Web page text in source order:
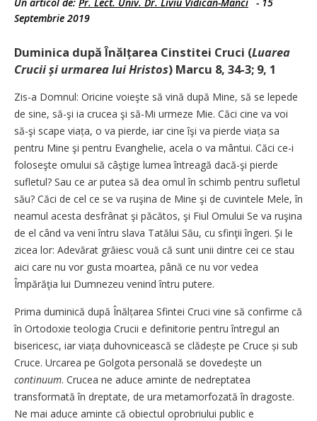
Septembrie 2019
Duminica după Înălțarea Cinstitei Cruci (Luarea
Crucii și urmarea lui Hristos) Marcu 8, 34-3; 9, 1
Zis-a Domnul: Oricine voieşte să vină după Mine, să se lepede
de sine, să-şi ia crucea şi să-Mi urmeze Mie. Căci cine va voi
să-şi scape viața, o va pierde, iar cine îşi va pierde viața sa
pentru Mine şi pentru Evanghelie, acela o va mântui. Căci ce-i
foloseşte omului să câştige lumea întreagă dacă-şi pierde
sufletul? Sau ce ar putea să dea omul în schimb pentru sufletul
său? Căci de cel ce se va ruşina de Mine şi de cuvintele Mele, în
neamul acesta desfrânat şi păcătos, şi Fiul Omului Se va ruşina
de el când va veni întru slava Tatălui Său, cu sfinţii îngeri. Și le
zicea lor: Adevărat grăiesc vouă că sunt unii dintre cei ce stau
aici care nu vor gusta moartea, până ce nu vor vedea
Împărăţia lui Dumnezeu venind întru putere.
Prima duminică după Înălțarea Sfintei Cruci vine să confirme că
în Ortodoxie teologia Crucii e definitorie pentru întregul an
bisericesc, iar viața duhovnicească se clădește pe Cruce și sub
Cruce. Urcarea pe Golgota personală se dove­dește un
continuum. Crucea ne aduce aminte de nedreptatea
transformată în dreptate, de ura metamorfozată în dragoste.
Ne mai aduce aminte că obiectul oprobriului public e